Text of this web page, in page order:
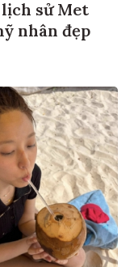
sử Met
nhân đẹp